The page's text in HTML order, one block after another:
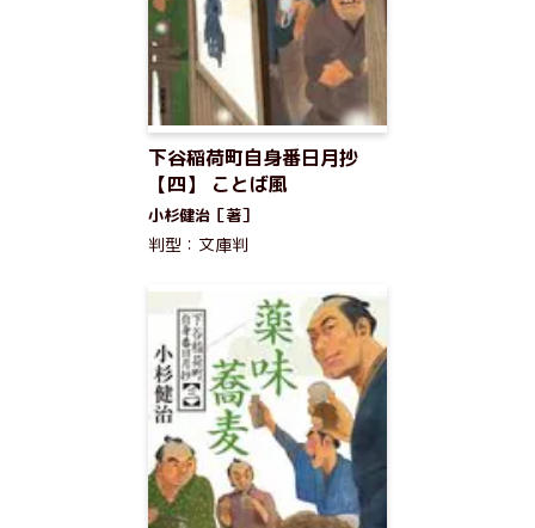
下谷稲荷町自身番日月抄
【四】 ことば風
小杉健治［著］
判型：文庫判